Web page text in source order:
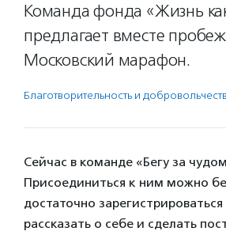
Команда фонда «Жизнь
предлагает вместе
Московский марафон.
Благотвори­тель­ность и
Сейчас в команде «Бегу за
Присоединиться к ним можно
достаточно
рассказать о себе и сделать